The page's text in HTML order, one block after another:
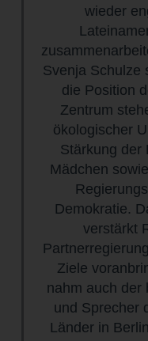
wieder
Svenja Schulze
die Position
Zentrum
ökologischer
Stärkung der
Mädchen
Demokratie.
verstärkt
Ziele
nahm auch der
und Sprecher
Länder in